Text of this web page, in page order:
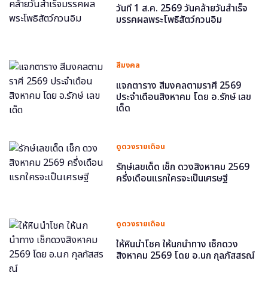
วันที่ 1 ส.ค. 2569 วันคล้ายวันสำเร็จ
มรรคผลพระโพธิสัตว์กวนอิม
สีมงคล
แจกตาราง สีมงคลตามราศี 2569
ประจำเดือนสิงหาคม โดย อ.รักษ์ เลข
เด็ด
ดูดวงรายเดือน
รักษ์เลขเด็ด เช็ก ดวงสิงหาคม 2569
ครึ่งเดือนแรกใครจะเป็นเศรษฐี
ดูดวงรายเดือน
ให้หินนำโชค ให้นกนำทาง เช็กดวง
สิงหาคม 2569 โดย อ.นก กุลภัสสรณ์